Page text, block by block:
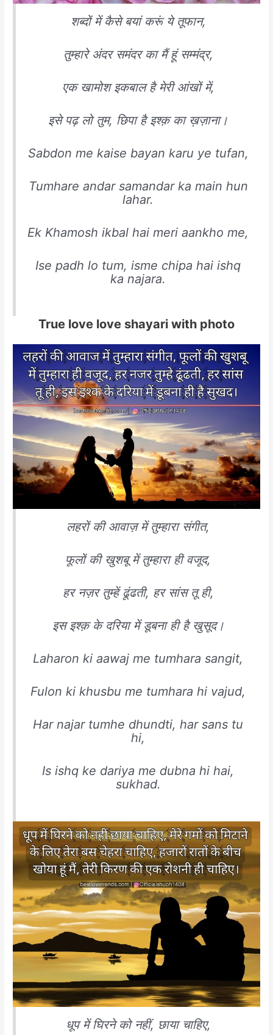
शब्दों में कैसे बयां करूं ये तूफान,
तुम्हारे अंदर समंदर का मैं हूं सम्मंद्र,
एक खामोश इकबाल है मेरी आंखों में,
इसे पढ़ लो तुम, छिपा है इश्क़ का ख़ज़ाना।
Sabdon me kaise bayan karu ye tufan,
Tumhare andar samandar ka main hun
lahar.
Ek Khamosh ikbal hai meri aankho me,
Ise padh lo tum, isme chipa hai ishq
ka najara.
True love love shayari with photo
लहरों की आवाज़ में तुम्हारा संगीत,
फूलों की खुशबू में तुम्हारा ही वजूद,
हर नज़र तुम्हें ढूंढती, हर सांस तू ही,
इस इश्क़ के दरिया में डूबना ही है खुसूद।
Laharon ki aawaj me tumhara sangit,
Fulon ki khusbu me tumhara hi vajud,
Har najar tumhe dhundti, har sans tu
hi,
Is ishq ke dariya me dubna hi hai,
sukhad.
धूप में घिरने को नहीं, छाया चाहिए,